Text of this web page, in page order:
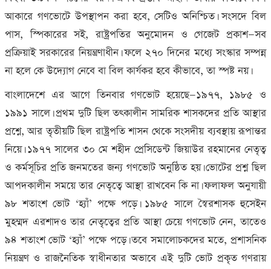
আকারে গণভোটে উপস্থাপন করা হবে,সেটিও অনিশ্চিত। সংসদে বিল
পাস,স্পিকারের সই,রাষ্ট্রপতির অনুমোদন ও গেজেট প্রকাশ—সব
প্রক্রিয়াই সরকারের নিয়ন্ত্রণাধীন। ফলে ২৭০ দিনের মধ্যে সংস্কার সম্পন্ন
না হলে কে উদ্যোগ নেবে বা বিল কার্যকর হবে কীভাবে,তা স্পষ্ট নয়।
বাংলাদেশে এর আগে তিনবার গণভোট হয়েছে—১৯৭৭, ১৯৮৫ ও
১৯৯১ সালে। প্রথম দুটি ছিল তৎকালীন সামরিক শাসকদের প্রতি আস্থার
প্রশ্নে,আর তৃতীয়টি ছিল রাষ্ট্রপতি শাসন থেকে সংসদীয় ব্যবস্থায় রূপান্তর
নিয়ে। ১৯৭৭ সালের ৩০ মে শহীদ প্রেসিডেন্ট জিয়াউর রহমানের নেতৃত্ব
ও কর্মসূচির প্রতি জনমতের জন্য গণভোট অনুষ্ঠিত হয়। ভোটের প্রশ্ন ছিল
আপদকালীন সময়ে তার নেতৃত্বে আস্থা রাখবেন কি না। ফলাফল অনুযায়ী
৯৮ শতাংশ ভোট ‘হ্যাঁ’ পক্ষে পড়ে। ১৯৮৫ সালে স্বৈরশাসক হুসেইন
মুহম্মদ এরশাদও তার নেতৃত্বের প্রতি আস্থা চেয়ে গণভোট নেন,তাতেও
৯৪ শতাংশ ভোট ‘হ্যাঁ’ পক্ষে পড়ে। তবে সমালোচকদের মতে,প্রশাসনিক
নিয়ন্ত্রণ ও রাজনৈতিক স্বাধীনতার অভাবে এই দুটি ভোট প্রকৃত গণরায়